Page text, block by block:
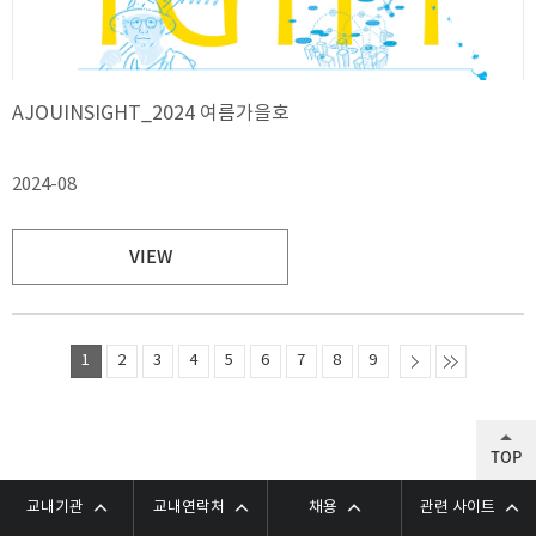
AJOUINSIGHT_2024 여름가을호
2024-08
VIEW
1 2 3 4 5 6 7 8 9
교내기관 교내연락처 채용 관련 사이트
TOP